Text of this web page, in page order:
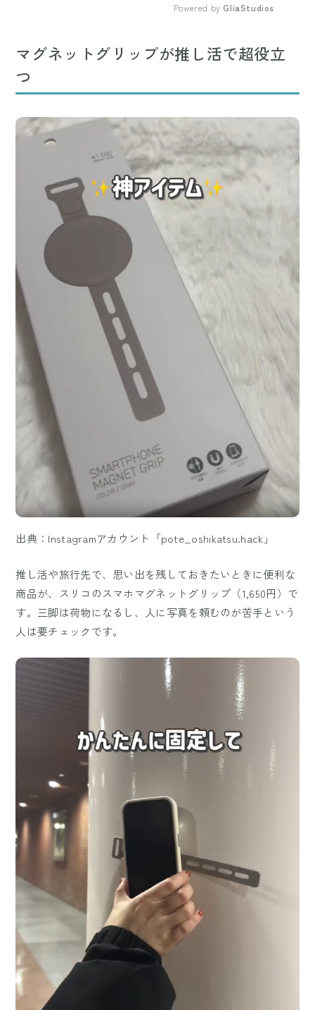
Powered by GliaStudios
マグネットグリップが推し活で超役立
つ
出典：Instagramアカウント「pote_oshikatsu.hack」
推し活や旅行先で、思い出を残しておきたいときに便利な
商品が、スリコのスマホマグネットグリップ（1,650円）で
す。三脚は荷物になるし、人に写真を頼むのが苦手という
人は要チェックです。